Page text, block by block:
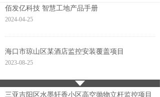
佰发亿科技 智慧工地产品手册
2024-04-25
海口市琼山区某酒店监控安装覆盖项目
2023-08-25
三亚吉阳区水墨轩香小区高空抛物立杆监控项目